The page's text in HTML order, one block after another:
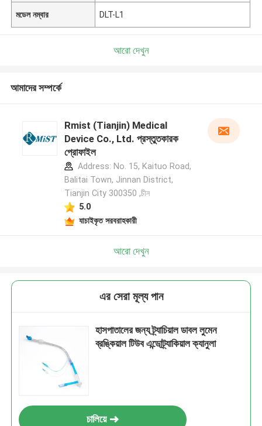
মডেল নম্বার DLT-L1
আরো দেখুন
আমাদের সম্পর্কে
Rmist (Tianjin) Medical
Device Co., Ltd. প্রস্তুতকারক
প্রোফাইল
Address: No. 15, Kaituo Road,
Balitai Town, Jinnan District,
Tianjin City 300350 ,চীন
5.0
যাচাইকৃত সরবরাহকারী
আরো দেখুন
এর সেরা মূল্য পান
হাসপাতালের জন্য ট্র্যাচিয়াল ডাবল লুমেন
ব্রঙ্কিয়াল টিউব এন্ডোট্র্যাকিয়াল ক্যানুলা
চালিয়ে